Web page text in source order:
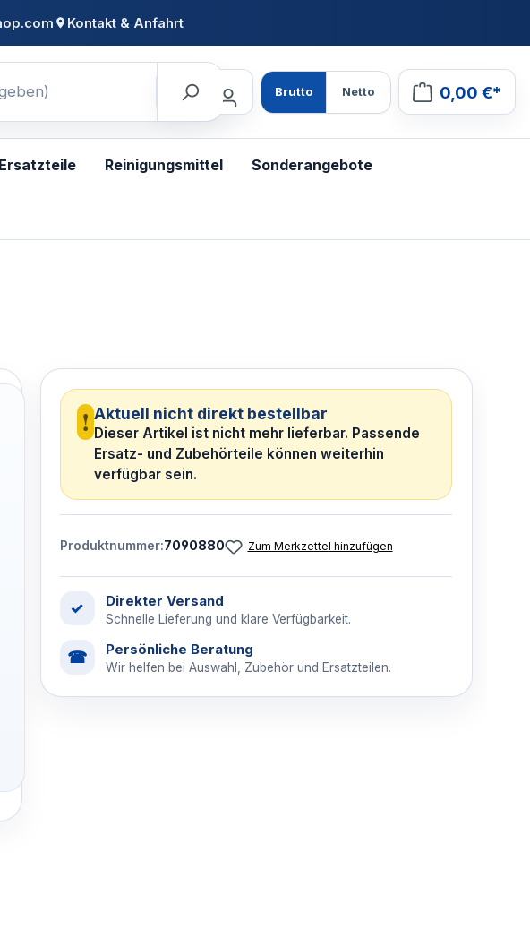
Kontakt & Anfahrt
Brutto Netto 0,00 €*
Reinigungsmittel Sonderangebote
! Aktuell nicht direkt bestellbar
Dieser Artikel ist nicht mehr lieferbar. Passende
Ersatz- und Zubehörteile können weiterhin
verfügbar sein.
Produktnummer:7090880 Zum Merkzettel hinzufügen
✓ Direkter Versand
Schnelle Lieferung und klare Verfügbarkeit.
☎ Persönliche Beratung
Wir helfen bei Auswahl, Zubehör und Ersatzteilen.